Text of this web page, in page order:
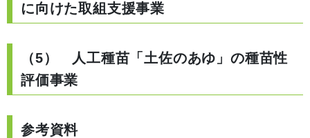
に向けた取組支援事業
（5） 人工種苗「土佐のあゆ」の種苗性
評価事業
参考資料